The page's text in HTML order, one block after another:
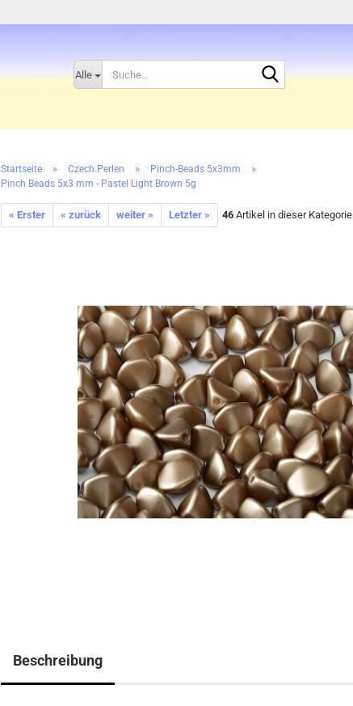
Alle
Startseite » Czech.Perlen » Pinch-Beads 5x3mm »
Pinch Beads 5x3 mm - Pastel Light Brown 5g
« Erster « zurück weiter » Letzter » 46 Artikel in dieser Kategorie
Beschreibung